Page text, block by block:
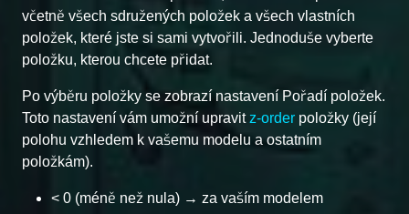
včetně všech sdružených položek a všech vlastních
položek, které jste si sami vytvořili. Jednoduše vyberte
položku, kterou chcete přidat.
Po výběru položky se zobrazí nastavení Pořadí položek.
Toto nastavení vám umožní upravitz-order položky (její
polohu vzhledem k vašemu modelu a ostatním
položkám).
< 0 (méně než nula) → za vaším modelem